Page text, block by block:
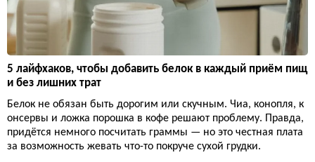
5 лайфхаков, чтобы добавить белок в каждый приём пищ
и без лишних трат
Белок не обязан быть дорогим или скучным. Чиа, конопля, к
онсервы и ложка порошка в кофе решают проблему. Правда,
придётся немного посчитать граммы — но это честная плата
за возможность жевать что-то покруче сухой грудки.